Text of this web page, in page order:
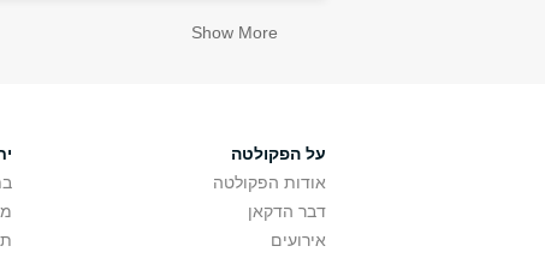
Show More
על הפקולטה
אודות הפקולטה
דבר הדקאן
אירועים